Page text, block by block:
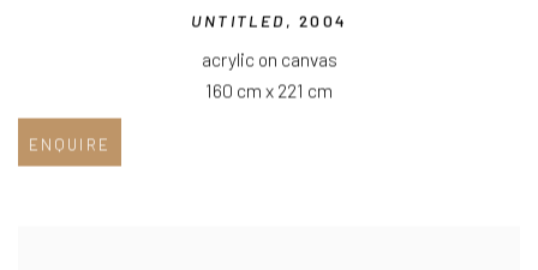
UNTITLED , 2004
acrylic on canvas
160 cm x 221 cm
ENQUIRE